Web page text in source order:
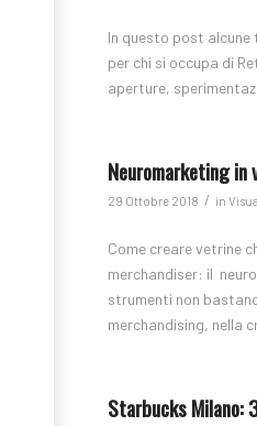
In questo post alcune
per chi si occupa di
aperture,
Neuromarketing in
29 Ottobre 2018 / in
Come creare vetrine
merchandiser: il
strumenti non
merchandising, nella
Starbucks Milano: